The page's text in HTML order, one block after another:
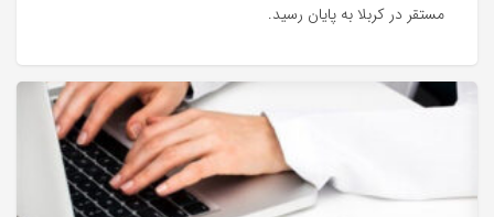
مستقر در کربلا به پایان رسید.